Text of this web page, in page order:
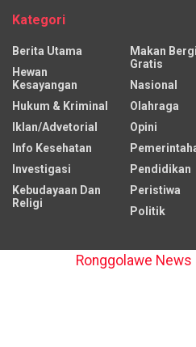
Kategori
Berita Utama
Hewan
Kesayangan
Hukum & Kriminal
Iklan/Advetorial
Info Kesehatan
Investigasi
Kebudayaan Dan
Religi
Makan
Gratis
Nasional
Olahraga
Opini
Pendidikan
Peristiwa
Politik
Ronggolawe News